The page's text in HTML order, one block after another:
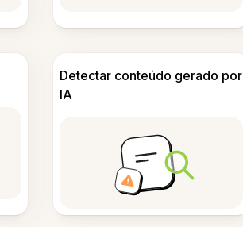
Detectar conteúdo gerado por
IA